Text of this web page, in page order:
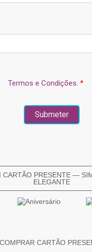
CARTÃO PRESENTE —
ELEGANTE
COMPRAR CARTÃO